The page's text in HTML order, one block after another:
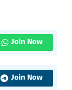
Join Now
Join Now